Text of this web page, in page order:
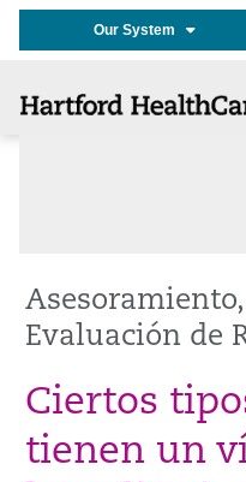
Our System
Evaluación de
Ciertos
tienen un